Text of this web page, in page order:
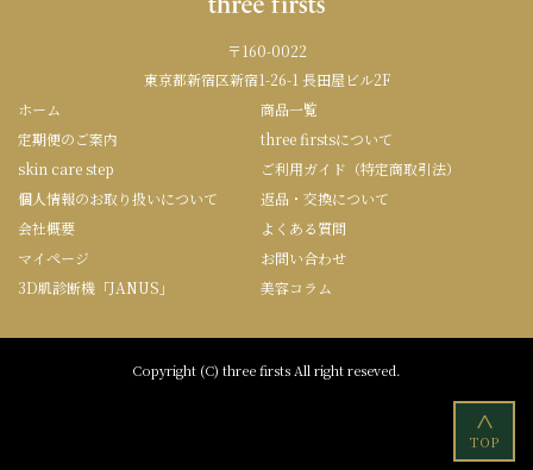
〒160-0022
東京都新宿区新宿1-26-1 長田屋ビル2F
ホーム
商品一覧
定期便のご案内
three firstsについて
skin care step
ご利用ガイド（特定商取引法）
個人情報のお取り扱いについて
返品・交換について
会社概要
よくある質問
マイページ
お問い合わせ
3D肌診断機「JANUS」
美容コラム
Copyright (C) three firsts All right reseved.
<
TOP